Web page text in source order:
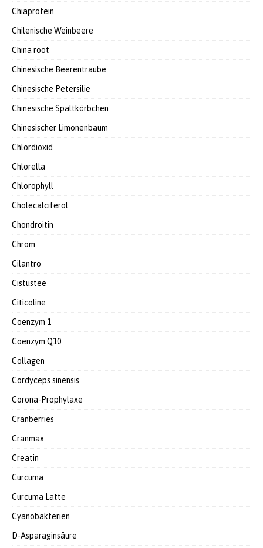
Chiaprotein
Chilenische Weinbeere
China root
Chinesische Beerentraube
Chinesische Petersilie
Chinesische Spaltkörbchen
Chinesischer Limonenbaum
Chlordioxid
Chlorella
Chlorophyll
Cholecalciferol
Chondroitin
Chrom
Cilantro
Cistustee
Citicoline
Coenzym 1
Coenzym Q10
Collagen
Cordyceps sinensis
Corona-Prophylaxe
Cranberries
Cranmax
Creatin
Curcuma
Curcuma Latte
Cyanobakterien
D-Asparaginsäure